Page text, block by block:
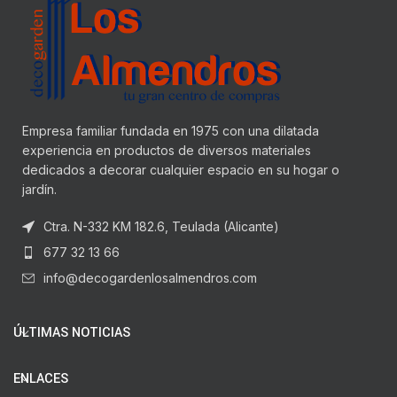
Empresa familiar fundada en 1975 con una dilatada
experiencia en productos de diversos materiales
dedicados a decorar cualquier espacio en su hogar o
jardín.
Ctra. N-332 KM 182.6, Teulada (Alicante)
677 32 13 66
info@decogardenlosalmendros.com
ÚLTIMAS NOTICIAS
ENLACES